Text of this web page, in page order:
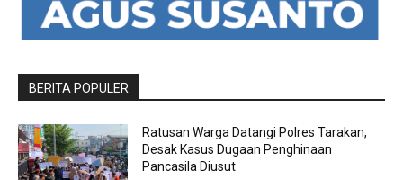
BERITA POPULER
Ratusan Warga Datangi Polres Tarakan,
Desak Kasus Dugaan Penghinaan
Pancasila Diusut